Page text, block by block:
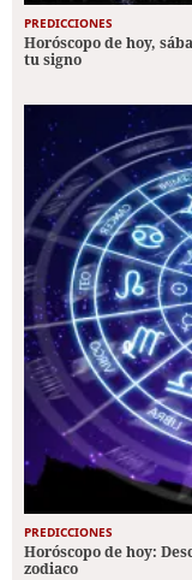
PREDICCIONES
Horóscopo de hoy,
tu signo
PREDICCIONES
Horóscopo de hoy:
zodiaco